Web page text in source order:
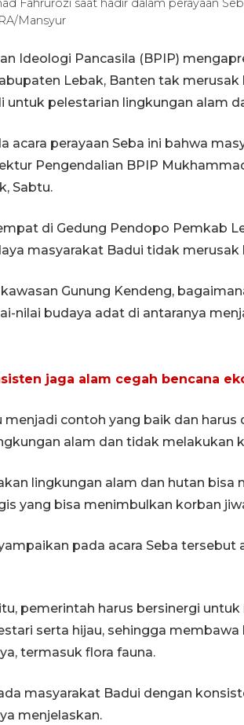
Fahrurozi saat hadir dalam perayaan
Mansyur
Ideologi Pancasila (BPIP)
Lebak, Banten tak merusak
pelestarian lingkungan alam
acara perayaan Seba ini bahwa
Pengendalian BPIP
Sabtu.
di Gedung Pendopo Pemkab
masyarakat Badui tidak merusak
Gunung Kendeng,
nilai budaya adat di antaranya
jaga alam cegah bencana
menjadi contoh yang baik dan harus
alam dan tidak melakukan
lingkungan alam dan hutan bisa
yang bisa menimbulkan korban
pada acara Seba tersebut
pemerintah harus bersinergi untuk
serta hijau, sehingga membawa
termasuk flora fauna.
masyarakat Badui dengan
menjelaskan.